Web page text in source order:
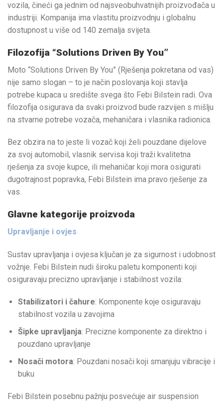
vozila, čineći ga jednim od najsveobuhvatnijih proizvođača u
industriji. Kompanija ima vlastitu proizvodnju i globalnu
dostupnost u više od 140 zemalja svijeta.
Filozofija “Solutions Driven By You”
Moto “Solutions Driven By You” (Rješenja pokretana od vas)
nije samo slogan – to je način poslovanja koji stavlja
potrebe kupaca u središte svega što Febi Bilstein radi. Ova
filozofija osigurava da svaki proizvod bude razvijen s mišlju
na stvarne potrebe vozača, mehaničara i vlasnika radionica.
Bez obzira na to jeste li vozač koji želi pouzdane dijelove
za svoj automobil, vlasnik servisa koji traži kvalitetna
rješenja za svoje kupce, ili mehaničar koji mora osigurati
dugotrajnost popravka, Febi Bilstein ima pravo rješenje za
vas.
Glavne kategorije proizvoda
Upravljanje i ovjes
Sustav upravljanja i ovjesa ključan je za sigurnost i udobnost
vožnje. Febi Bilstein nudi široku paletu komponenti koji
osiguravaju precizno upravljanje i stabilnost vozila:
Stabilizatori i čahure: Komponente koje osiguravaju
stabilnost vozila u zavojima
Šipke upravljanja: Precizne komponente za direktno i
pouzdano upravljanje
Nosači motora: Pouzdani nosači koji smanjuju vibracije i
buku
Febi Bilstein posebnu pažnju posvećuje air suspension